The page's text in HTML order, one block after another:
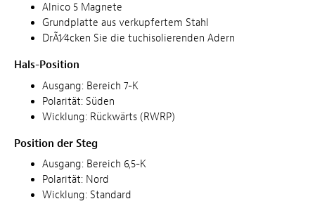
Alnico 5 Magnete
Grundplatte aus verkupfertem Stahl
DrÃ1⁄4cken Sie die tuchisolierenden Adern
Hals-Position
Ausgang: Bereich 7-K
Polarität: Süden
Wicklung: Rückwärts (RWRP)
Position der Steg
Ausgang: Bereich 6,5-K
Polarität: Nord
Wicklung: Standard